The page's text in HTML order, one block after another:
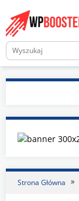
content
Strona Główna